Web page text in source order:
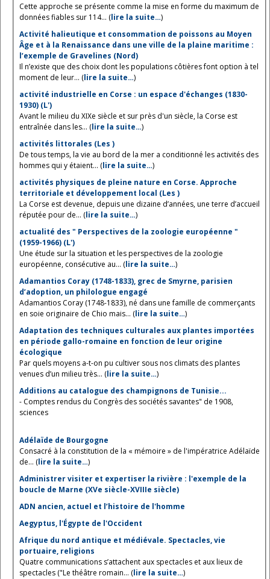
Cette approche se présente comme la mise en forme du maximum de
données fiables sur 114... (lire la suite…)
Activité halieutique et consommation de poissons au Moyen
Âge et à la Renaissance dans une ville de la plaine maritime :
l’exemple de Gravelines (Nord)
Il n’existe que des choix dont les populations côtières font option à tel
moment de leur... (lire la suite…)
activité industrielle en Corse : un espace d'échanges (1830-
1930) (L')
Avant le milieu du XIXe siècle et sur près d'un siècle, la Corse est
entraînée dans les... (lire la suite…)
activités littorales (Les )
De tous temps, la vie au bord de la mer a conditionné les activités des
hommes qui y étaient... (lire la suite…)
activités physiques de pleine nature en Corse. Approche
territoriale et développement local (Les )
La Corse est devenue, depuis une dizaine d’années, une terre d’accueil
réputée pour de... (lire la suite…)
actualité des " Perspectives de la zoologie européenne "
(1959-1966) (L')
Une étude sur la situation et les perspectives de la zoologie
européenne, consécutive au... (lire la suite…)
Adamantios Coray (1748-1833), grec de Smyrne, parisien
d’adoption, un philologue engagé
Adamantios Coray (1748-1833), né dans une famille de commerçants
en soie originaire de Chio mais... (lire la suite…)
Adaptation des techniques culturales aux plantes importées
en période gallo-romaine en fonction de leur origine
écologique
Par quels moyens a-t-on pu cultiver sous nos climats des plantes
venues d’un milieu très... (lire la suite…)
Additions au catalogue des champignons de Tunisie...
- Comptes rendus du Congrès des sociétés savantes" de 1908,
sciences
Adélaïde de Bourgogne
Consacré à la constitution de la « mémoire » de l'impératrice Adélaïde
de... (lire la suite…)
Administrer visiter et expertiser la rivière : l'exemple de la
boucle de Marne (XVe siècle-XVIIIe siècle)
ADN ancien, actuel et l’histoire de l'homme
Aegyptus, l'Égypte de l'Occident
Afrique du nord antique et médiévale. Spectacles, vie
portuaire, religions
Quatre communications s’attachent aux spectacles et aux lieux de
spectacles ("Le théâtre romain... (lire la suite…)